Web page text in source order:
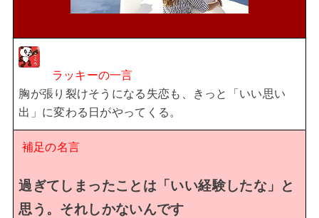
ラッキーの一言
胸が張り裂けそうになる失恋も、きっと「いい思い
出」に変わる日がやってくる。
補足の名言
過ぎてしまったことは「いい経験したな」と
思う。それしかないんです